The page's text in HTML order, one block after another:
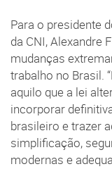
Para o presidente
da CNI, Alexandre
mudanças
trabalho no Brasil.
aquilo que a lei
incorporar
brasileiro e trazer
simplificação,
modernas e